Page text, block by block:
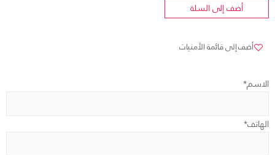
أضف إلى السلة
أضف إلى قائمة الأمنيات
الاسم*
الهاتف*